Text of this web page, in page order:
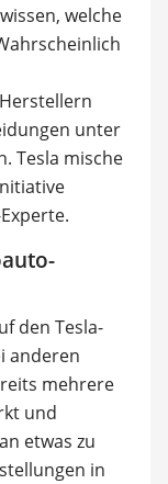
welche
unter
Tesla mische
den Tesla-
anderen
mehrere
und
etwas zu
in